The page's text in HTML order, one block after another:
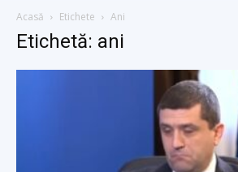
Acasă Etichete Ani
Etichetă: ani